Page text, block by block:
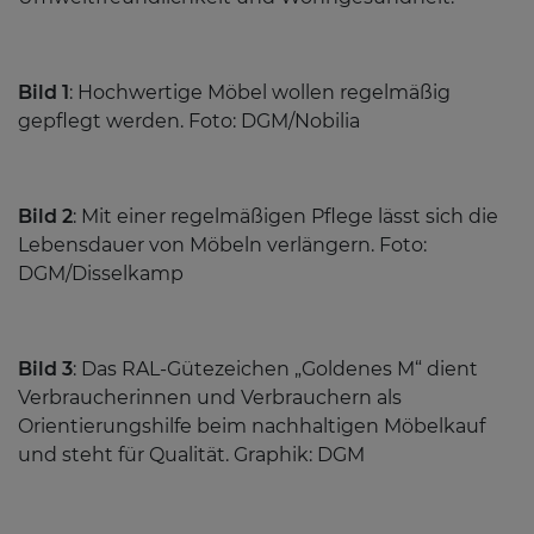
Bild 1 : Hochwertige Möbel wollen regelmäßig
gepflegt werden. Foto: DGM/Nobilia
Bild 2: Mit einer regelmäßigen Pflege lässt sich die
Lebensdauer von Möbeln verlängern. Foto:
DGM/Disselkamp
Bild 3: Das RAL-Gütezeichen „Goldenes M“ dient
Verbraucherinnen und Verbrauchern als
Orientierungshilfe beim nachhaltigen Möbelkauf
und steht für Qualität. Graphik: DGM